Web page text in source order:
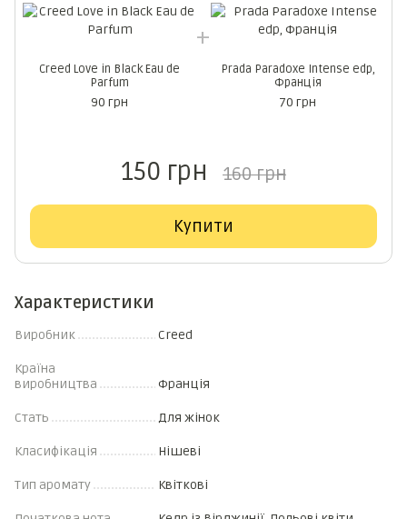
Creed Love in Black Eau de
Parfum
90 грн
Prada Paradoxe Intense edp,
Франція
70 грн
150 грн 160 грн
Купити
Характеристики
Виробник Creed
Країна
виробництва
Франція
Стать Для жінок
Класифікація Нішеві
Тип аромату Квіткові